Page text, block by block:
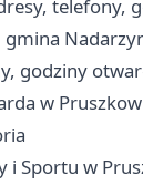
telefony,
gmina
godziny
w
i Sportu w